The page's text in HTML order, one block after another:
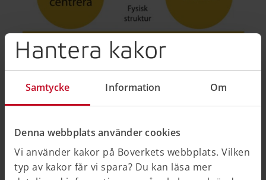
Hantera kakor
Samtycke Information Om
Denna webbplats använder cookies
Vi använder kakor på Boverkets webbplats. Vilken
typ av kakor får vi spara? Du kan läsa mer